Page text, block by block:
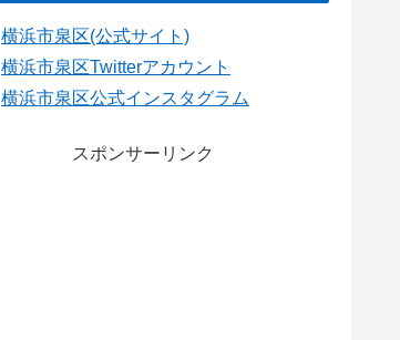
横浜市泉区(公式サイト)
横浜市泉区Twitterアカウント
横浜市泉区公式インスタグラム
スポンサーリンク